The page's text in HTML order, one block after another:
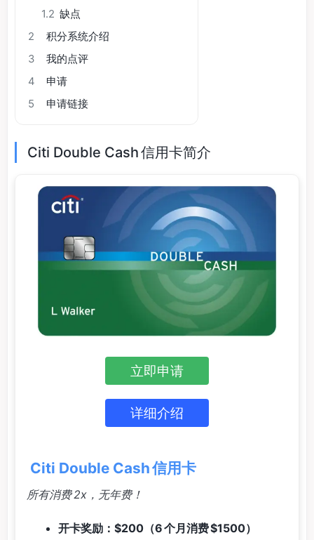
1.2 缺点
2
积分系统介绍
3
我的点评
4
申请
5
申请链接
Citi Double Cash 信用卡简介
立即申请
详细介绍
Citi Double Cash 信用卡
所有消费 2x，无年费！
开卡奖励：$200（6 个月消费 $1500）